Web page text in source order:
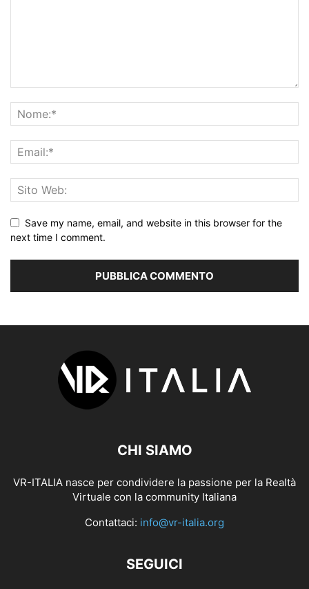
Save my name, email, and website in this browser for the
next time I comment.
CHI SIAMO
VR-ITALIA nasce per condividere la passione per la Realtà
Virtuale con la community Italiana
Contattaci: info@vr-italia.org
SEGUICI